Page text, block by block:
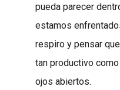
pueda parecer
estamos
respiro y pensar
tan productivo
ojos abiertos.